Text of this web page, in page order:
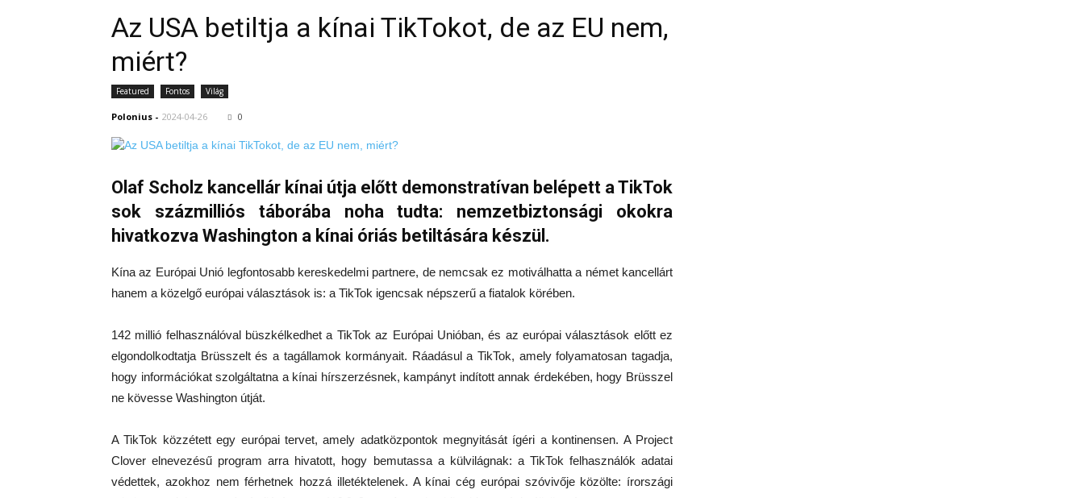
Az USA betiltja a kínai TikTokot, de az EU nem,
miért?
Featured Fontos Világ
Polonius - 2024-04-26 0
Olaf Scholz kancellár kínai útja előtt demonstratívan belépett a TikTok
sok százmilliós táborába noha tudta: nemzetbiztonsági okokra
hivatkozva Washington a kínai óriás betiltására készül.
Kína az Európai Unió legfontosabb kereskedelmi partnere, de nemcsak ez motiválhatta a német kancellárt
hanem a közelgő európai választások is: a TikTok igencsak népszerű a fiatalok körében.
142 millió felhasználóval büszkélkedhet a TikTok az Európai Unióban, és az európai választások előtt ez
elgondolkodtatja Brüsszelt és a tagállamok kormányait. Ráadásul a TikTok, amely folyamatosan tagadja,
hogy információkat szolgáltatna a kínai hírszerzésnek, kampányt indított annak érdekében, hogy Brüsszel
ne kövesse Washington útját.
A TikTok közzétett egy európai tervet, amely adatközpontok megnyitását ígéri a kontinensen. A Project
Clover elnevezésű program arra hivatott, hogy bemutassa a külvilágnak: a TikTok felhasználók adatai
védettek, azokhoz nem férhetnek hozzá illetéktelenek. A kínai cég európai szóvivője közölte: írországi